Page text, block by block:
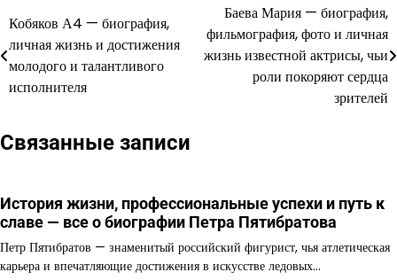
Навигация
по
записям
Кобяков А4 — биография,
личная жизнь и достижения
молодого и талантливого
исполнителя
Баева Мария — биография,
фильмография, фото и личная
жизнь известной актрисы, чьи
роли покоряют сердца
зрителей
Связанные записи
История жизни, профессиональные успехи и путь к
славе — все о биографии Петра Пятибратова
Петр Пятибратов — знаменитый российский фигурист, чья атлетическая
карьера и впечатляющие достижения в искусстве ледовых…